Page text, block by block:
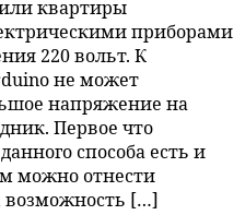
квартиры
приборами
220 вольт. К
не может
напряжение на
Первое что
способа есть и
можно отнести
возможность […]